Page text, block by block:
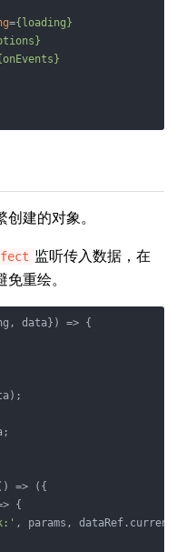
={loading}
创建的对象。
监听传入数据，在
免重绘。
data} ) => {
=> ({
{
, params, dataRef.current);